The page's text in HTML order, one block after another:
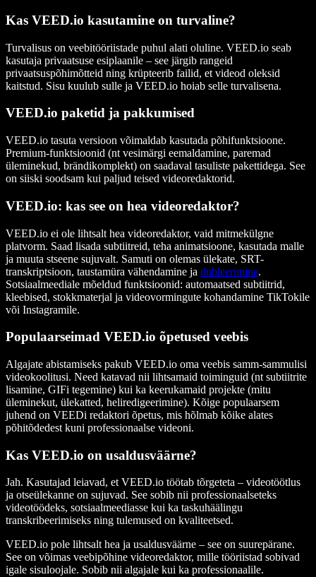
Kas VEED.io kasutamine on turvaline?
Turvalisus on veebitööriistade puhul alati oluline. VEED.io seab
kasutaja privaatsuse esiplaanile – see järgib rangeid
privaatsuspõhimõtteid ning krüpteerib failid, et videod oleksid
kaitstud. Sisu kuulub sulle ja VEED.io hoiab selle turvalisena.
VEED.io paketid ja pakkumised
VEED.io tasuta versioon võimaldab kasutada põhifunktsioone.
Premium-funktsioonid (nt vesimärgi eemaldamine, paremad
üleminekud, brändikomplekt) on saadaval tasuliste pakettidega. See
on siiski soodsam kui paljud teised videoredaktorid.
VEED.io: kas see on hea videoredaktor?
VEED.io ei ole lihtsalt hea videoredaktor, vaid mitmekülgne
platvorm. Saad lisada subtiitreid, teha animatsioone, kasutada malle
ja muuta stseene sujuvalt. Samuti on olemas ülekate, SRT-
transkriptsioon, taustamüra vähendamine ja dubleerimine.
Sotsiaalmeediale mõeldud funktsioonid: automaatsed subtiitrid,
kleebised, stokkmaterjal ja videovormingute kohandamine TikTokile
või Instagramile.
Populaarseimad VEED.io õpetused veebis
Algajate abistamiseks pakub VEED.io oma veebis samm-sammulisi
videokoolitusi. Need katavad nii lihtsamaid toiminguid (nt subtiitrite
lisamine, GIFi tegemine) kui ka keerukamaid projekte (mitu
üleminekut, ülekatted, heliredigeerimine). Kõige populaarsem
juhend on VEEDi redaktori õpetus, mis hõlmab kõike alates
põhitõdedest kuni professionaalse videoni.
Kas VEED.io on usaldusväärne?
Jah. Kasutajad leiavad, et VEED.io töötab tõrgeteta – videotöötlus
ja otseülekanne on sujuvad. See sobib nii professionaalseteks
videotöödeks, sotsiaalmeediasse kui ka taskuhäälingu
transkribeerimiseks ning tulemused on kvaliteetsed.
VEED.io pole lihtsalt hea ja usaldusväärne – see on suurepärane.
See on võimas veebipõhine videoredaktor, mille tööriistad sobivad
igale sisuloojale. Sobib nii algajale kui ka professionaalile.